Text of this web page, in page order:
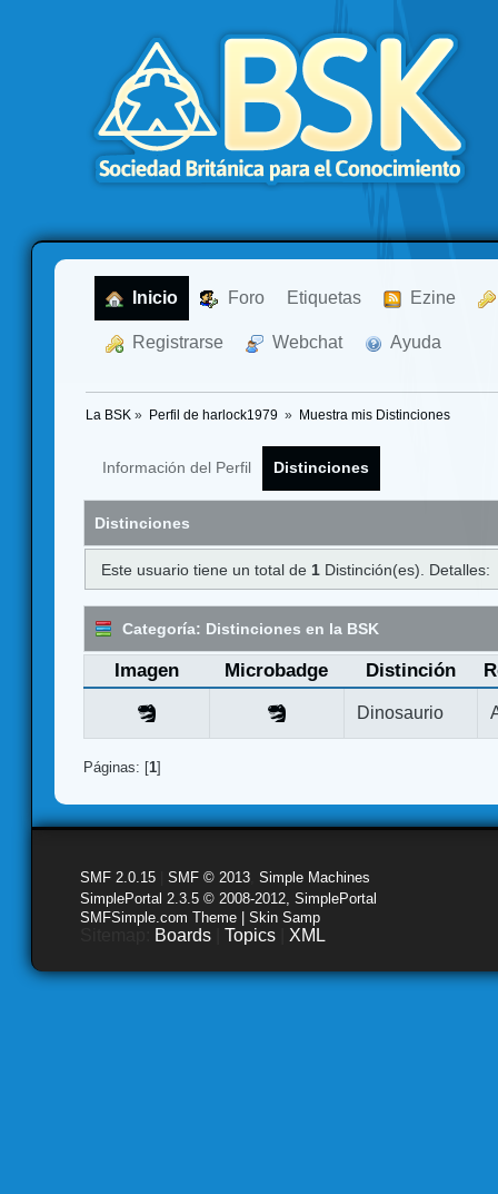
Inicio Foro Etiquetas Ezine
Registrarse Webchat Ayuda
La BSK » Perfil de harlock1979 » Muestra mis Distinciones
Información del Perfil Distinciones
Distinciones
Este usuario tiene un total de 1 Distinción(es). Detalles:
Categoría: Distinciones en la BSK
Imagen Microbadge Distinción
Dinosaurio
Páginas: [1]
SMF 2.0.15 SMF © 2013 Simple Machines
SimplePortal 2.3.5 © 2008-2012, SimplePortal
SMFSimple.com Theme | Skin Samp
Boards Topics XML